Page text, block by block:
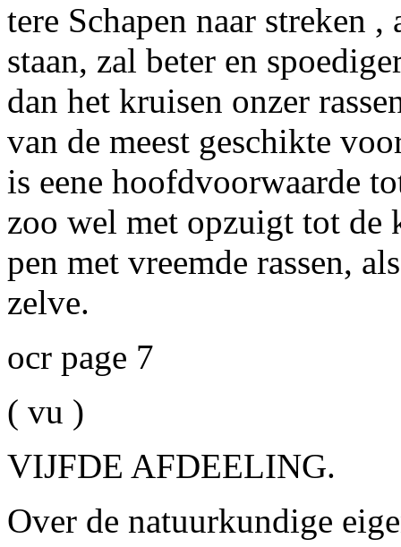
tere Schapen naar streken
staan, zal beter en
dan het kruisen onzer
van de meest geschikte
is eene hoofdvoorwaarde
zoo wel met opzuigt tot de
pen met vreemde rassen,
zelve.
ocr page 7
( vu )
VIJFDE AFDEELING.
Over de natuurkundige